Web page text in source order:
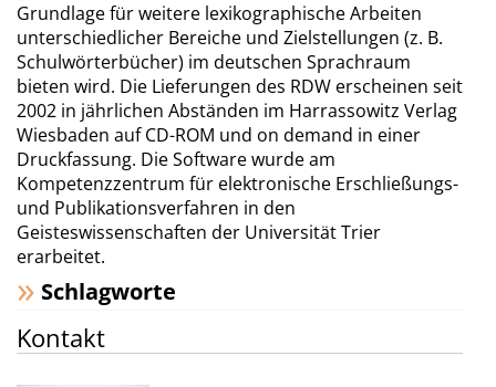
Grundlage für weitere lexikographische Arbeiten
unterschiedlicher Bereiche und Zielstellungen (z. B.
Schulwörterbücher) im deutschen Sprachraum
bieten wird. Die Lieferungen des RDW erscheinen seit
2002 in jährlichen Abständen im Harrassowitz Verlag
Wiesbaden auf CD-ROM und on demand in einer
Druckfassung. Die Software wurde am
Kompetenzzentrum für elektronische Erschließungs-
und Publikationsverfahren in den
Geisteswissenschaften der Universität Trier
erarbeitet.
Schlagworte
Kontakt